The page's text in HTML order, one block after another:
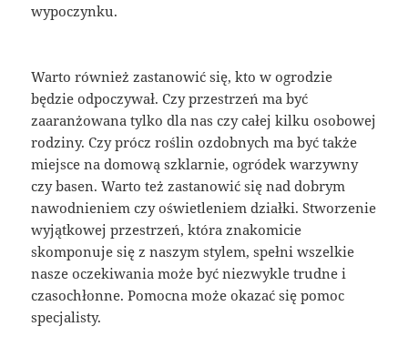
wypoczynku.
Warto również zastanowić się, kto w ogrodzie
będzie odpoczywał. Czy przestrzeń ma być
zaaranżowana tylko dla nas czy całej kilku osobowej
rodziny. Czy prócz roślin ozdobnych ma być także
miejsce na domową szklarnie, ogródek warzywny
czy basen. Warto też zastanowić się nad dobrym
nawodnieniem czy oświetleniem działki. Stworzenie
wyjątkowej przestrzeń, która znakomicie
skomponuje się z naszym stylem, spełni wszelkie
nasze oczekiwania może być niezwykle trudne i
czasochłonne. Pomocna może okazać się pomoc
specjalisty.